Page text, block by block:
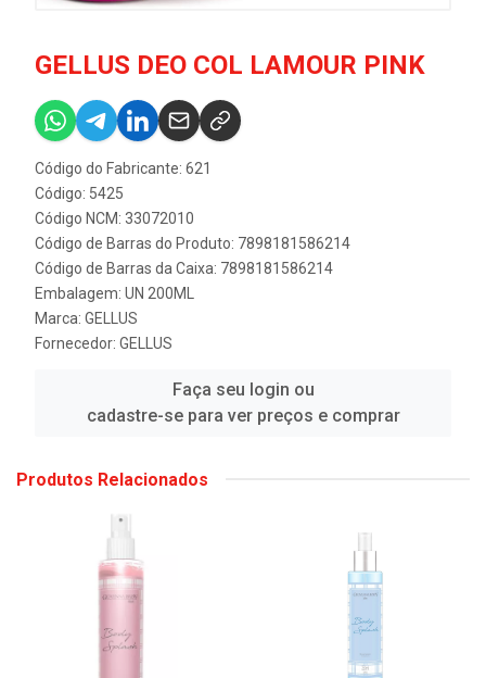
GELLUS DEO COL LAMOUR PINK
Código do Fabricante: 621
Código: 5425
Código NCM: 33072010
Código de Barras do Produto: 7898181586214
Código de Barras da Caixa: 7898181586214
Embalagem: UN 200ML
Marca: GELLUS
Fornecedor: GELLUS
Faça seu login ou
cadastre-se para ver preços e comprar
Produtos Relacionados